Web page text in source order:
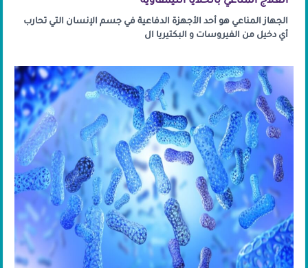
الجهاز المناعي هو أحد الأجهزة الدفاعية في جسم الإنسان التي تحارب
أي دخيل من الفيروسات و البكتيريا ال